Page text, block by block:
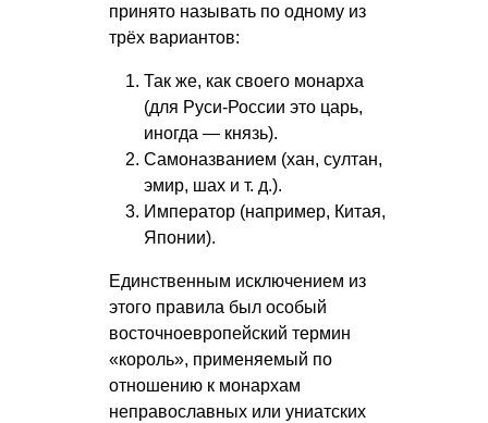
принято называть по одному из
трёх вариантов:
Так же, как своего монарха
(для Руси-России это царь,
иногда — князь).
Самоназванием (хан, султан,
эмир, шах и т. д.).
Император (например, Китая,
Японии).
Единственным исключением из
этого правила был особый
восточноевропейский термин
«король», применяемый по
отношению к монархам
неправославных или униатских